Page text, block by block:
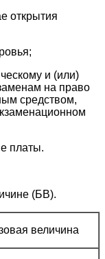
открытия
и (или)
на право
средством,
платы.
(БВ).
величина